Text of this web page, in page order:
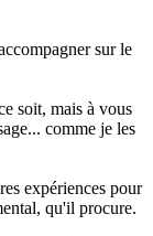
sur le
soit, mais à vous
comme je les
expériences pour
qu'il procure.